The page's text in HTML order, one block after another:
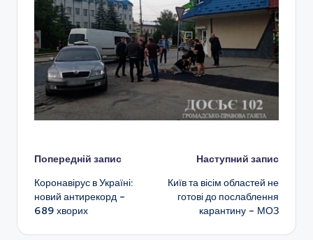
Навігація
по
запису
Попередній запис
Коронавірус в Україні:
новий антирекорд –
689 хворих
Наступний запис
Київ та вісім областей не
готові до послаблення
карантину – МОЗ